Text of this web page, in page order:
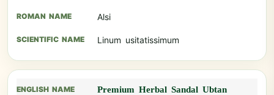
Alsi
Linum usitatissimum
Premium Herbal Sandal Ubtan